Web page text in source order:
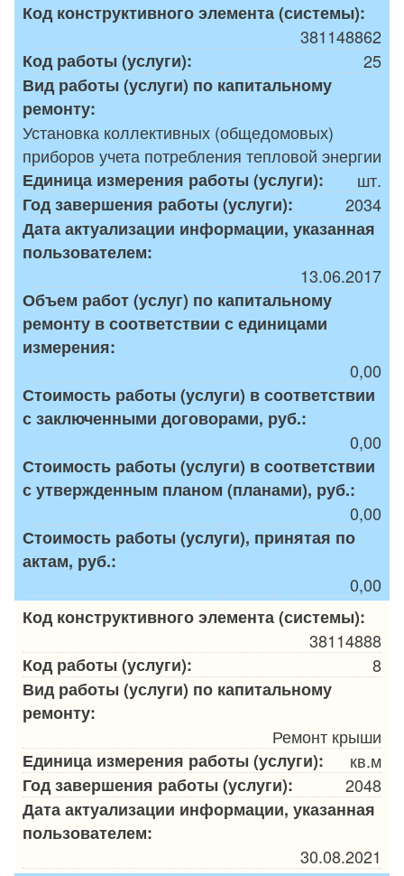
Код конструктивного элемента (системы):
381148862
Код работы (услуги):
25
Вид работы (услуги) по капитальному
ремонту:
Установка коллективных (общедомовых)
приборов учета потребления тепловой энергии
Единица измерения работы (услуги):
шт.
Год завершения работы (услуги):
2034
Дата актуализации информации, указанная
пользователем:
13.06.2017
Объем работ (услуг) по капитальному
ремонту в соответствии с единицами
измерения:
0,00
Стоимость работы (услуги) в соответствии
с заключенными договорами, руб.:
0,00
Стоимость работы (услуги) в соответствии
с утвержденным планом (планами), руб.:
0,00
Стоимость работы (услуги), принятая по
актам, руб.:
0,00
Код конструктивного элемента (системы):
38114888
Код работы (услуги):
8
Вид работы (услуги) по капитальному
ремонту:
Ремонт крыши
Единица измерения работы (услуги):
кв.м
Год завершения работы (услуги):
2048
Дата актуализации информации, указанная
пользователем:
30.08.2021